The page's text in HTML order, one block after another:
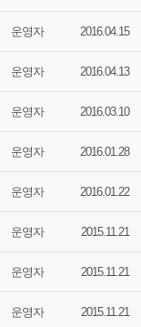
운영자 2016.04.15
운영자 2016.04.13
운영자 2016.03.10
운영자 2016.01.28
운영자 2016.01.22
운영자 2015.11.21
운영자 2015.11.21
운영자 2015.11.21